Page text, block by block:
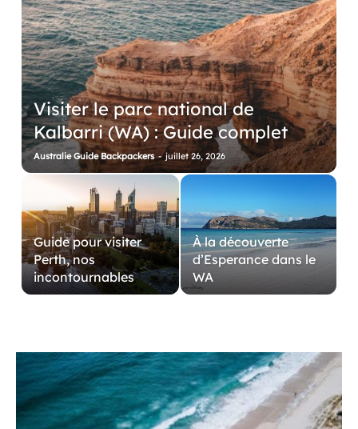
Visiter le parc national de
Kalbarri (WA) : Guide complet
Australie Guide Backpackers - juillet 26, 2026
Guide pour visiter
Perth, nos
incontournables
À la découverte
d’Esperance dans le
WA